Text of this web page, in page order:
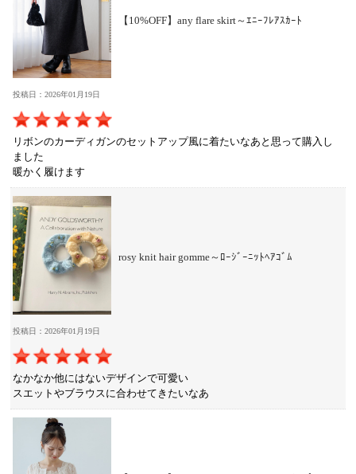
【10%OFF】any flare skirt～ｴﾆｰﾌﾚｱｽｶｰﾄ
投稿日：2026年01月19日
リボンのカーディガンのセットアップ風に着たいなあと思って購入し
ました
暖かく履けます
rosy knit hair gomme～ﾛｰｼﾞｰﾆｯﾄﾍｱｺﾞﾑ
投稿日：2026年01月19日
なかなか他にはないデザインで可愛い
スエットやブラウスに合わせてきたいなあ